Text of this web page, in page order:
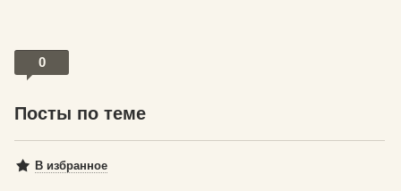
0
Посты по теме
В избранное